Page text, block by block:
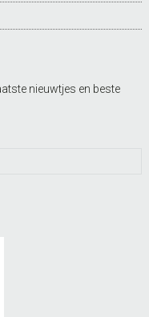
nieuwtjes en beste